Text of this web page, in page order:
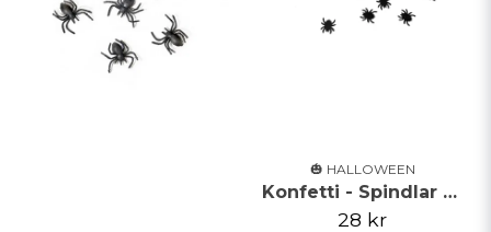
🎃 HALLOWEEN
Konfetti - Spindlar - Svarta
28 kr